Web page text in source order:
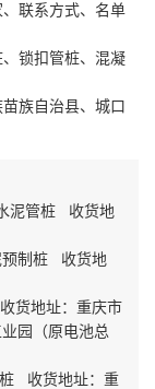
联系方式、名单
锁扣管桩、混凝
族自治县、城口
泥管桩 收货地
预制桩 收货地
货地址：重庆市
园（原电池总
收货地址：重